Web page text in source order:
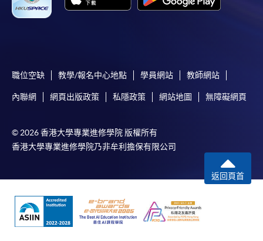
職位空缺 教學/報名中心地點 學員網站 教師網站
內聯網 網頁出版政策 私隱政策 網站地圖 無障礙網頁
© 2026 香港大學專業進修學院 版權所有
香港大學專業進修學院乃非牟利擔保有限公司
返回頁首